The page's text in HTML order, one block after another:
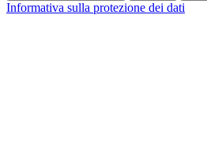
Informativa sulla protezione dei dati